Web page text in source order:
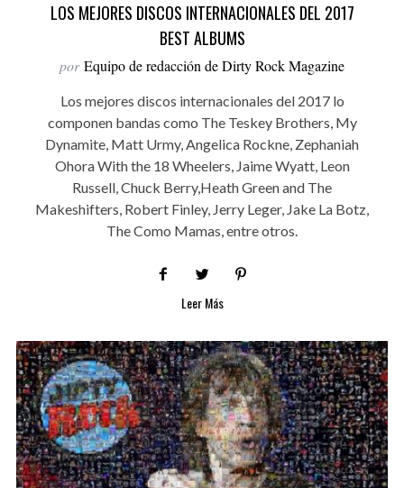
LOS MEJORES DISCOS INTERNACIONALES DEL 2017
BEST ALBUMS
por Equipo de redacción de Dirty Rock Magazine
Los mejores discos internacionales del 2017 lo
componen bandas como The Teskey Brothers, My
Dynamite, Matt Urmy, Angelica Rockne, Zephaniah
Ohora With the 18 Wheelers, Jaime Wyatt, Leon
Russell, Chuck Berry,Heath Green and The
Makeshifters, Robert Finley, Jerry Leger, Jake La Botz,
The Como Mamas, entre otros.
Leer Más